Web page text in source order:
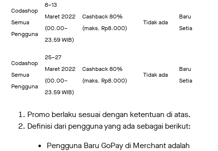
Codashop
Semua
Pengguna
8–13
Maret 2022
(00.00–
23.59 WIB)
Cashback 80%
(maks. Rp8.000)
Tidak ada
Baru
Setia
Codashop
Semua
Pengguna
25–27
Maret 2022
(00.00–
23.59 WIB)
Cashback 80%
(maks. Rp8.000)
Tidak ada
Baru
Setia
Promo berlaku sesuai dengan ketentuan di atas.
Definisi dari pengguna yang ada sebagai berikut:
Pengguna Baru GoPay di Merchant adalah